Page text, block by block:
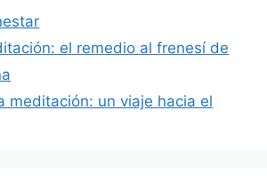
el remedio al frenesí de
meditación: un viaje hacia el